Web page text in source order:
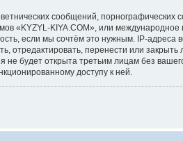
сообщений,
«KYZYL-KIYA.COM», или
если мы сочтём это нужным. IP-
отредактировать, перенести или
будет открыта третьим лицам без
доступу к ней.